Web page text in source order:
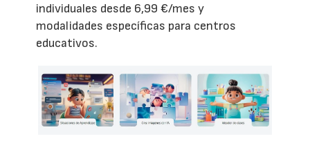
individuales desde 6,99 €/mes y
modalidades específicas para centros
educativos.